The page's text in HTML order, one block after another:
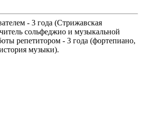
- 3 года (Стрижавская
сольфеджио и музыкальной
репетитором - 3 года (фортепиано,
музыки).